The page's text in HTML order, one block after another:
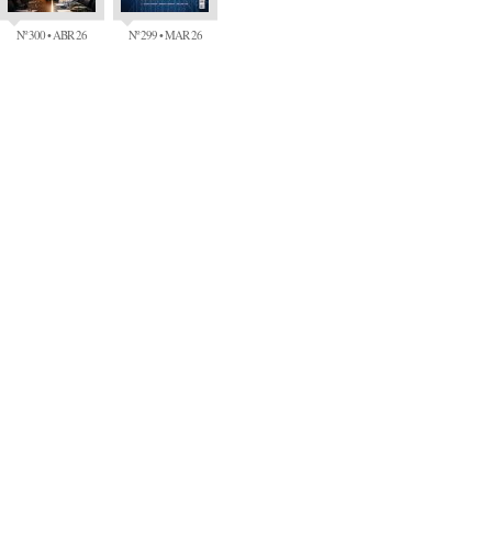
Nº 300 • ABR 26 Nº 299 • MAR 26